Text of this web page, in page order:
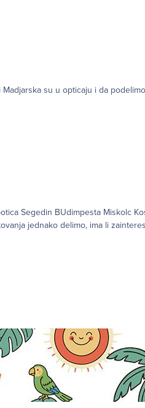
su u opticaju i da
troskove putovanja jednako delimo, ima li